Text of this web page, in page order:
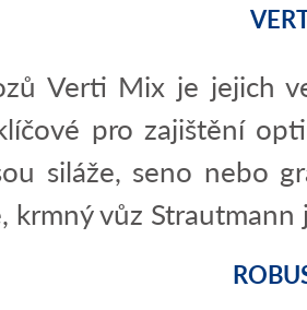
Verti Mix je jejich
pro zajištění
siláže, seno nebo
krmný vůz